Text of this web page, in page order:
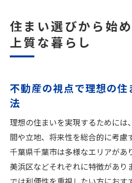
不動産情報を活用した
法
千葉市の不動産で実現
インテリアと不動産特
暮らしに合う不動産選
係
不動産の形状を活かす
住まい選びから始
上質な暮らし
不動産の視点で理想の住
法
理想の住まいを実現するためには
間や立地、将来性を総合的に考慮
千葉県千葉市は多様なエリアがあ
美浜区などそれぞれに特徴があり